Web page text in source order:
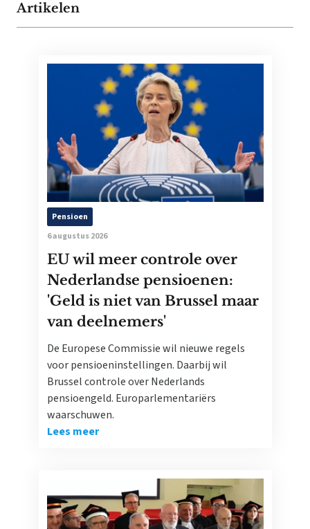
Artikelen
Pensioen
6 augustus 2026
EU wil meer controle over
Nederlandse pensioenen:
'Geld is niet van Brussel maar
van deelnemers'
De Europese Commissie wil nieuwe regels
voor pensioeninstellingen. Daarbij wil
Brussel controle over Nederlands
pensioengeld. Europarlementariërs
waarschuwen.
Lees meer